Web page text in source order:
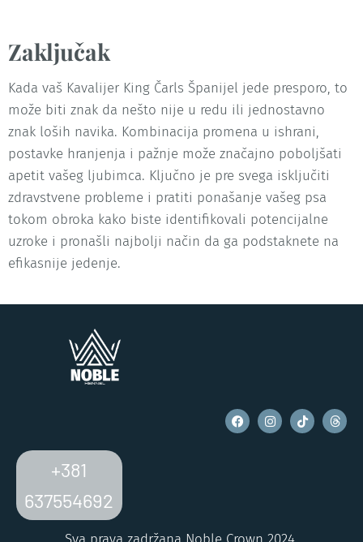
Zaključak
Kada vaš Kavalijer King Čarls Španijel jede presporo, to
može biti znak da nešto nije u redu ili jednostavno
znak loših navika. Kombinacija promena u ishrani,
postavke hranjenja i pažnje može značajno poboljšati
apetit vašeg ljubimca. Ključno je pre svega isključiti
zdravstvene probleme i pratiti ponašanje vašeg psa
tokom obroka kako biste identifikovali potencijalne
uzroke i pronašli najbolji način da ga podstaknete na
efikasnije jedenje.
+381
637554692